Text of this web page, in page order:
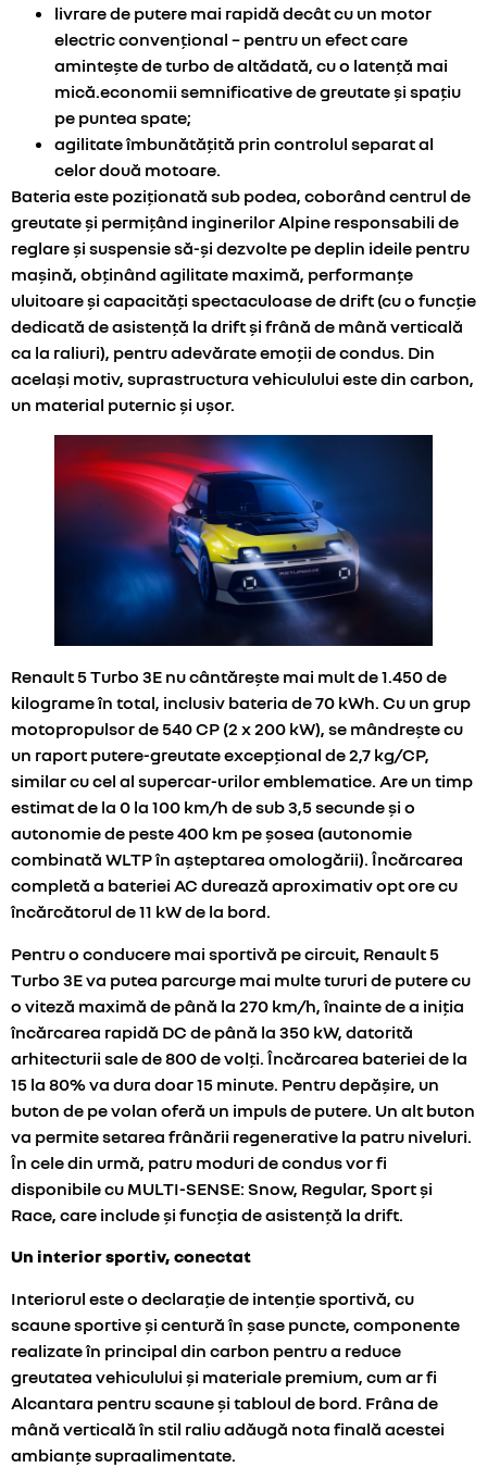
livrare de putere mai rapidă decât cu un motor
electric convențional – pentru un efect care
amintește de turbo de altădată, cu o latență mai
mică.economii semnificative de greutate și spațiu
pe puntea spate;
agilitate îmbunătățită prin controlul separat al
celor două motoare.
Bateria este poziționată sub podea, coborând centrul de
greutate și permițând inginerilor Alpine responsabili de
reglare și suspensie să-și dezvolte pe deplin ideile pentru
mașină, obținând agilitate maximă, performanțe
uluitoare și capacități spectaculoase de drift (cu o funcție
dedicată de asistență la drift și frână de mână verticală
ca la raliuri), pentru adevărate emoții de condus. Din
același motiv, suprastructura vehiculului este din carbon,
un material puternic și ușor.
Renault 5 Turbo 3E nu cântărește mai mult de 1.450 de
kilograme în total, inclusiv bateria de 70 kWh. Cu un grup
motopropulsor de 540 CP (2 x 200 kW), se mândrește cu
un raport putere-greutate excepțional de 2,7 kg/CP,
similar cu cel al supercar-urilor emblematice. Are un timp
estimat de la 0 la 100 km/h de sub 3,5 secunde și o
autonomie de peste 400 km pe șosea (autonomie
combinată WLTP în așteptarea omologării). Încărcarea
completă a bateriei AC durează aproximativ opt ore cu
încărcătorul de 11 kW de la bord.
Pentru o conducere mai sportivă pe circuit, Renault 5
Turbo 3E va putea parcurge mai multe tururi de putere cu
o viteză maximă de până la 270 km/h, înainte de a iniția
încărcarea rapidă DC de până la 350 kW, datorită
arhitecturii sale de 800 de volți. Încărcarea bateriei de la
15 la 80% va dura doar 15 minute. Pentru depășire, un
buton de pe volan oferă un impuls de putere. Un alt buton
va permite setarea frânării regenerative la patru niveluri.
În cele din urmă, patru moduri de condus vor fi
disponibile cu MULTI-SENSE: Snow, Regular, Sport și
Race, care include și funcția de asistență la drift.
Un interior sportiv, conectat
Interiorul este o declarație de intenție sportivă, cu
scaune sportive și centură în șase puncte, componente
realizate în principal din carbon pentru a reduce
greutatea vehiculului și materiale premium, cum ar fi
Alcantara pentru scaune și tabloul de bord. Frâna de
mână verticală în stil raliu adăugă nota finală acestei
ambianțe supraalimentate.